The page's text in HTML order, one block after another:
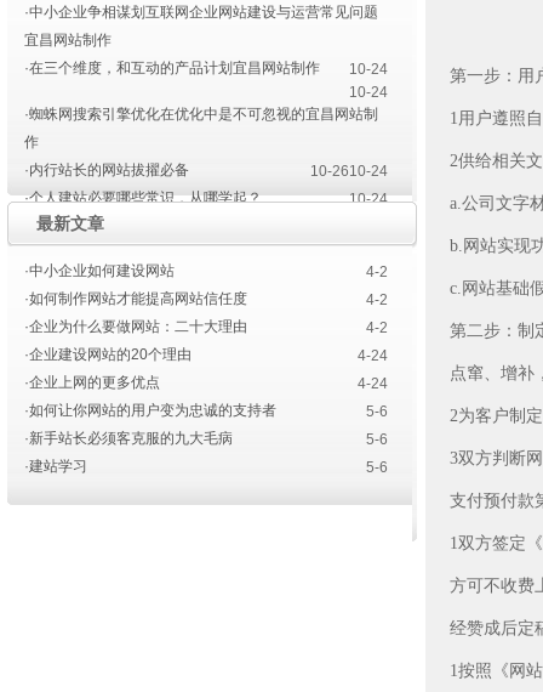
·中小企业争相谋划互联网企业网站建设与运营常见问题
宜昌网站制作
10-24
·在三个维度，和互动的产品计划宜昌网站制作
10-24
·蜘蛛网搜索引擎优化在优化中是不可忽视的宜昌网站制
作
10-24
·内行站长的网站拔擢必备
10-26
·个人建站必要哪些常识，从哪学起？
10-24
·宜昌网站建设色彩的运用
4-10
最新文章
·中小企业如何建设网站
4-2
·如何制作网站才能提高网站信任度
4-2
·企业为什么要做网站：二十大理由
4-2
·企业建设网站的20个理由
4-24
·企业上网的更多优点
4-24
·如何让你网站的用户变为忠诚的支持者
5-6
·新手站长必须客克服的九大毛病
5-6
·建站学习
5-6
第一步：用
1用户遵照
2供给相关
a.公司文字
b.网站实现
c.网站基础
第二步：制
点窜、增补
2为客户制
3双方判断
支付预付款
1双方签定
方可不收费
经赞成后定
1按照《网